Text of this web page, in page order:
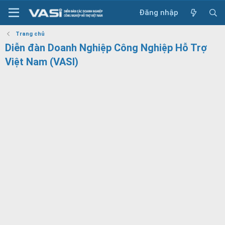
Đăng nhập
Trang chủ
Diễn đàn Doanh Nghiệp Công Nghiệp Hỗ Trợ
Việt Nam (VASI)